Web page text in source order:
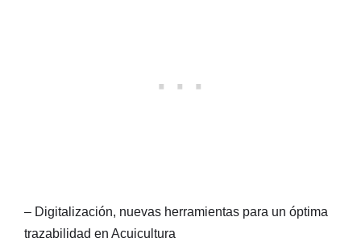
– Digitalización, nuevas herramientas para un óptima
trazabilidad en Acuicultura